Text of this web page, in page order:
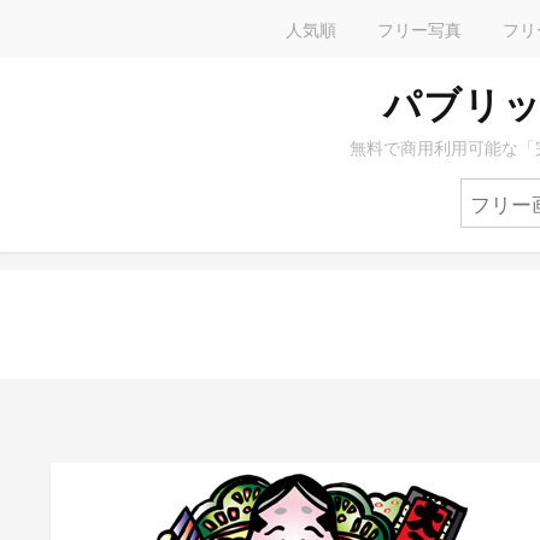
人気順 フリー写真 フ
パブリ
無料で商用利用可能な